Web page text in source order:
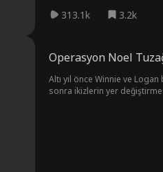
313.1k 3.2k
Operasyon Noel
Altı yıl önce Winnie ve
sonra ikizlerin yer